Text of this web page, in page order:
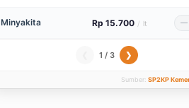
Minyakita Rp 15.700 / lt —
1 / 3 ❯
Sumber: SP2KP